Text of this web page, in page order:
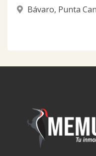
Bávaro, Punta